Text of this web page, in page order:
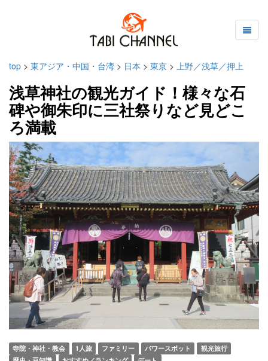
top > 東アジア・中国・台湾 > 日本 > 東京 > 上野／浅草／押上
浅草神社の観光ガイド！様々な石
碑や御朱印に三社祭りなど見どこ
ろ満載
寺院・神社・教会 1人旅 ファミリー パワースポット
観光旅行